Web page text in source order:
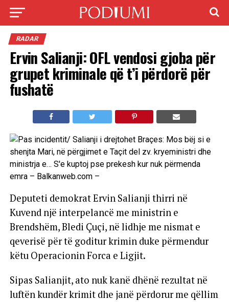
RADAR
Ervin Salianji: OFL vendosi gjoba për
grupet kriminale që t’i përdorë për
fushatë
Deputeti demokrat Ervin Salianji thirri në
Kuvend një interpelancë me ministrin e
Brendshëm, Bledi Çuçi, në lidhje me nismat e
qeverisë për të goditur krimin duke përmendur
këtu Operacionin Forca e Ligjit.
Sipas Salianjit, ato nuk kanë dhënë rezultat në
luftën kundër krimit dhe janë përdorur me qëllim